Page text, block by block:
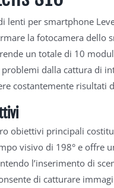
lenti per smartphone
la fotocamera dello
un totale di 10
problemi dalla cattura di
costantemente risultati
obiettivi principali
visivo di 198° e offre
l’inserimento di
di catturare